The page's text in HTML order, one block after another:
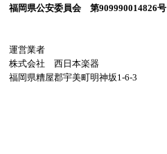
福岡県公安委員会 第909990014826号
運営業者
株式会社 西日本楽器
福岡県糟屋郡宇美町明神坂1-6-3